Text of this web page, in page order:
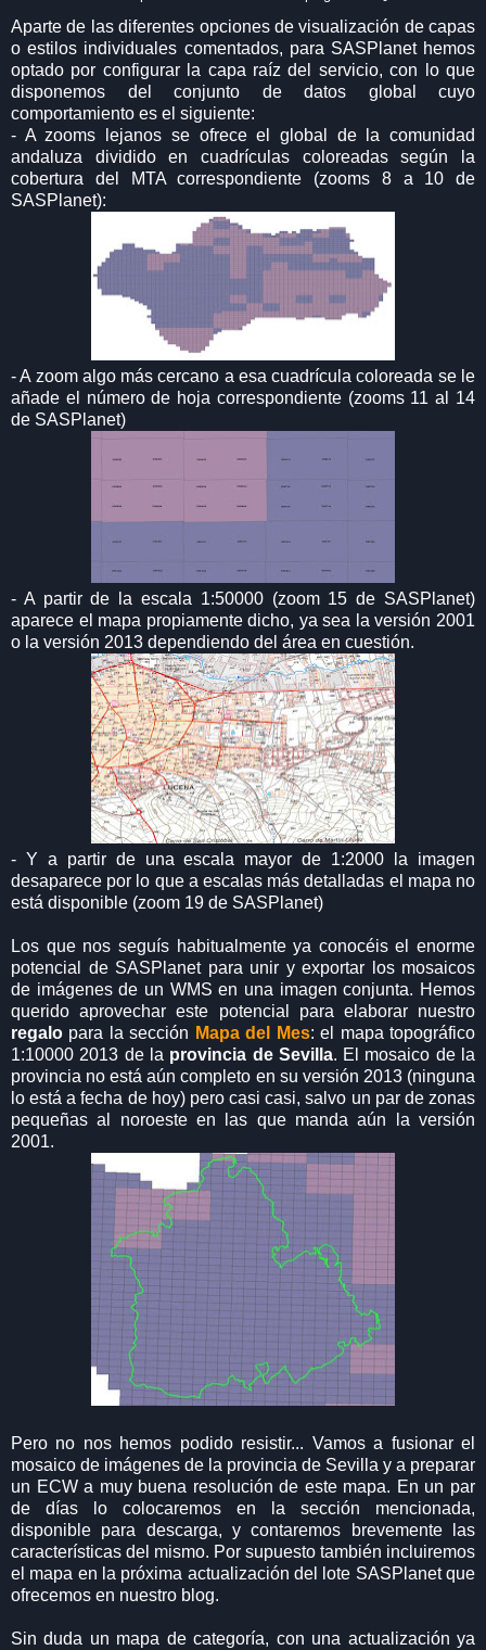
Aparte de las diferentes opciones de visualización de capas
o estilos individuales comentados, para SASPlanet hemos
optado por configurar la capa raíz del servicio, con lo que
disponemos del conjunto de datos global cuyo
comportamiento es el siguiente:
- A zooms lejanos se ofrece el global de la comunidad
andaluza dividido en cuadrículas coloreadas según la
cobertura del MTA correspondiente (zooms 8 a 10 de
SASPlanet):
- A zoom algo más cercano a esa cuadrícula coloreada se le
añade el número de hoja correspondiente (zooms 11 al 14
de SASPlanet)
- A partir de la escala 1:50000 (zoom 15 de SASPlanet)
aparece el mapa propiamente dicho, ya sea la versión 2001
o la versión 2013 dependiendo del área en cuestión.
- Y a partir de una escala mayor de 1:2000 la imagen
desaparece por lo que a escalas más detalladas el mapa no
está disponible (zoom 19 de SASPlanet)
Los que nos seguís habitualmente ya conocéis el enorme
potencial de SASPlanet para unir y exportar los mosaicos
de imágenes de un WMS en una imagen conjunta. Hemos
querido aprovechar este potencial para elaborar nuestro
regalo para la sección Mapa del Mes: el mapa topográfico
1:10000 2013 de la provincia de Sevilla. El mosaico de la
provincia no está aún completo en su versión 2013 (ninguna
lo está a fecha de hoy) pero casi casi, salvo un par de zonas
pequeñas al noroeste en las que manda aún la versión
2001.
Pero no nos hemos podido resistir... Vamos a fusionar el
mosaico de imágenes de la provincia de Sevilla y a preparar
un ECW a muy buena resolución de este mapa. En un par
de días lo colocaremos en la sección mencionada,
disponible para descarga, y contaremos brevemente las
características del mismo. Por supuesto también incluiremos
el mapa en la próxima actualización del lote SASPlanet que
ofrecemos en nuestro blog.
Sin duda un mapa de categoría, con una actualización ya